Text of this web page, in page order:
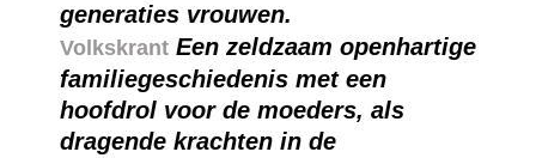
generaties vrouwen.
Volkskrant Een zeldzaam openhartige
familiegeschiedenis met een
hoofdrol voor de moeders, als
dragende krachten in de